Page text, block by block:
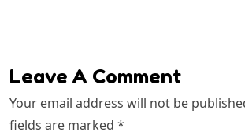
Leave A Comment
Your email address will not be
fields are marked *